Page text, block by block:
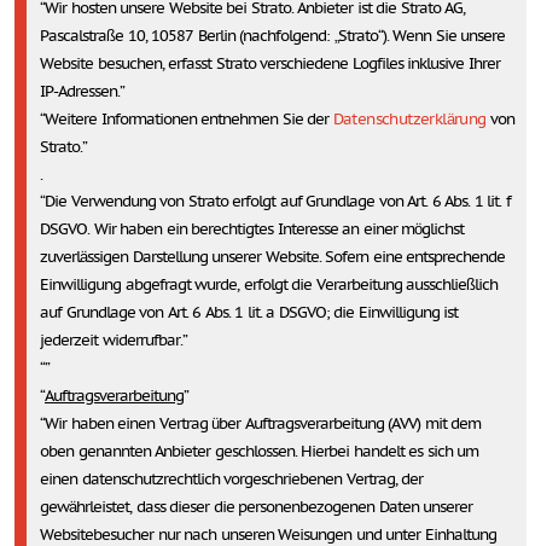
Wir hosten unsere Website bei Strato. Anbieter ist die Strato AG,
Pascalstraße 10, 10587 Berlin (nachfolgend: „Strato“). Wenn Sie unsere
Website besuchen, erfasst Strato verschiedene Logfiles inklusive Ihrer
IP-Adressen.
Weitere Informationen entnehmen Sie der Datenschutzerklärung von
Strato.
.
Die Verwendung von Strato erfolgt auf Grundlage von Art. 6 Abs. 1 lit. f
DSGVO. Wir haben ein berechtigtes Interesse an einer möglichst
zuverlässigen Darstellung unserer Website. Sofern eine entsprechende
Einwilligung abgefragt wurde, erfolgt die Verarbeitung ausschließlich
auf Grundlage von Art. 6 Abs. 1 lit. a DSGVO; die Einwilligung ist
jederzeit widerrufbar.
Auftragsverarbeitung
Wir haben einen Vertrag über Auftragsverarbeitung (AVV) mit dem
oben genannten Anbieter geschlossen. Hierbei handelt es sich um
einen datenschutzrechtlich vorgeschriebenen Vertrag, der
gewährleistet, dass dieser die personenbezogenen Daten unserer
Websitebesucher nur nach unseren Weisungen und unter Einhaltung